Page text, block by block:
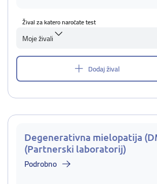
Žival za katero naročate test
Moje živali
Dodaj žival
Degenerativna mielopatija
(Partnerski laboratorij)
Podrobno